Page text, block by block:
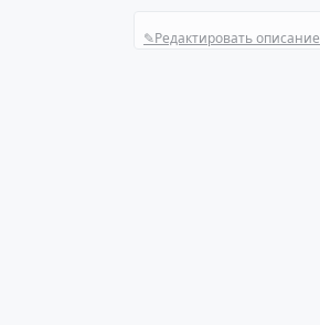
✎Редактировать описание